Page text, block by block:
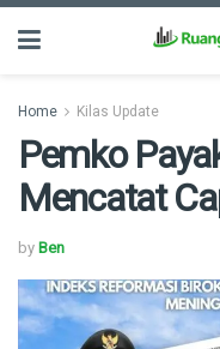
Home Kilas Update
Pemko
Mencatat
by Ben